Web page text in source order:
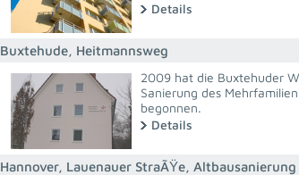
Details
Buxtehude, Heitmannsweg
2009 hat die Buxtehuder
Sanierung des
begonnen.
Details
Hannover, Lauenauer StraÃŸe, Altbausanierung